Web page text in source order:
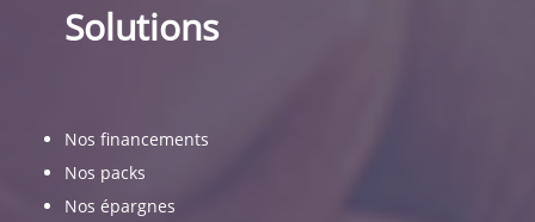
Solutions
Nos financements
Nos packs
Nos épargnes